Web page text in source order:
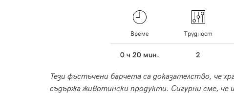
Време
0 ч 20 мин.
Трудност
2
Тези фъстъчени барчета са доказателство, че
съдържа животински продукти. Сигурни сме,